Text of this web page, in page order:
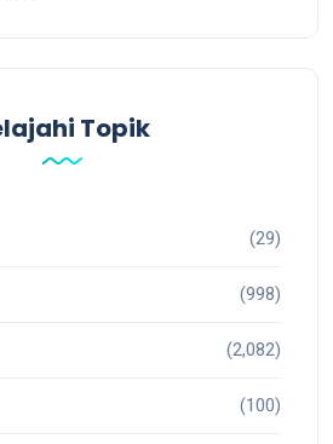
Topik
(29)
(998)
(2,082)
(100)